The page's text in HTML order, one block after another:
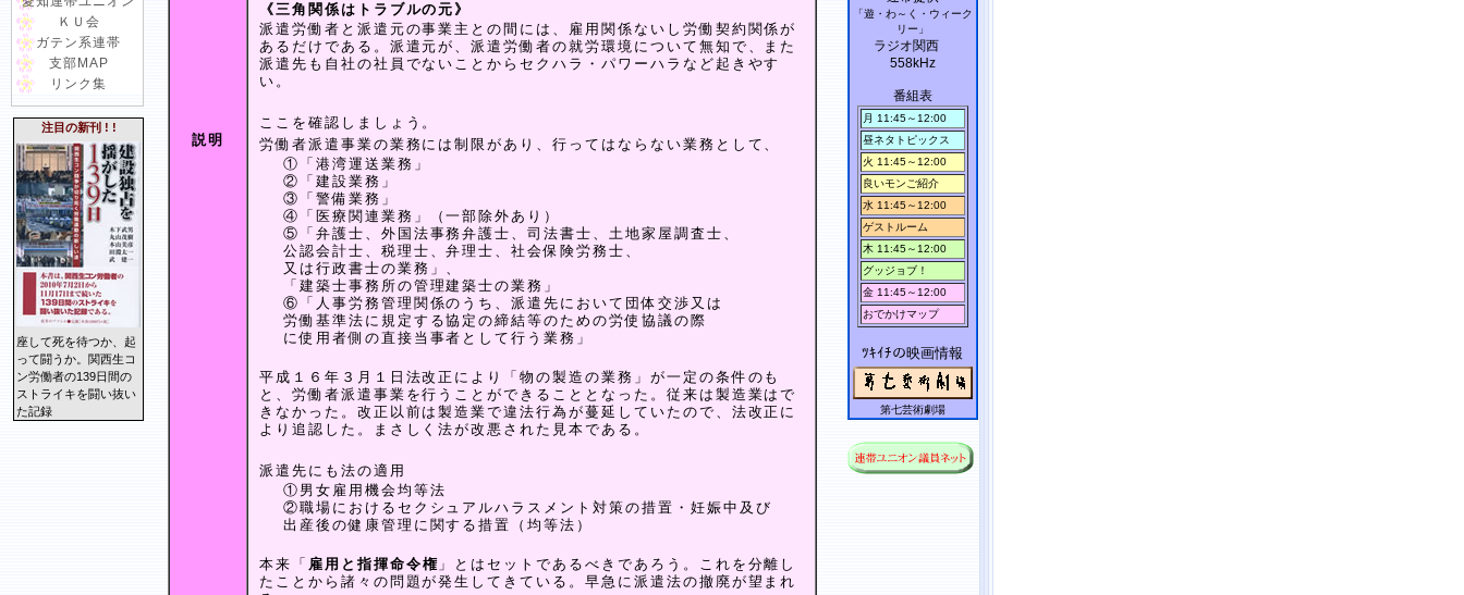
ＫＵ会
ガテン系連帯
支部MAP
リンク集
注目の新刊 ! !
座して死を待つか、起
って闘うか。関西生コ
ン労働者の139日間の
ストライキを闘い抜い
た記録
説明
《三角関係はトラブルの元》
派遣労働者と派遣元の事業主との間には、雇用関係ないし労働契約関係が
あるだけである。派遣元が、派遣労働者の就労環境について無知で、また
派遣先も自社の社員でないことからセクハラ・パワーハラなど起きやす
い。
ここを確認しましょう。
労働者派遣事業の業務には制限があり、行ってはならない業務として、
①「港湾運送業務」
②「建設業務」
③「警備業務」
④「医療関連業務」（一部除外あり）
⑤「弁護士、外国法事務弁護士、司法書士、土地家屋調査士、
公認会計士、税理士、弁理士、社会保険労務士、
又は行政書士の業務」、
「建築士事務所の管理建築士の業務」
⑥「人事労務管理関係のうち、派遣先において団体交渉又は
労働基準法に規定する協定の締結等のための労使協議の際
に使用者側の直接当事者として行う業務」
平成１６年３月１日法改正により「物の製造の業務」が一定の条件のも
と、労働者派遣事業を行うことができることとなった。従来は製造業はで
きなかった。改正以前は製造業で違法行為が蔓延していたので、法改正に
より追認した。まさしく法が改悪された見本である。
派遣先にも法の適用
①男女雇用機会均等法
②職場におけるセクシュアルハラスメント対策の措置・妊娠中及び
出産後の健康管理に関する措置（均等法）
本来「 雇用と指揮命令権 」とはセットであるべきであろう。これを分離し
たことから諸々の問題が発生してきている。早急に派遣法の撤廃が望まれ
「遊・わ～く・ウィーク
リー」
ラジオ関西
558kHz
番組表
月 11:45～12:00
昼ネタトピックス
火 11:45～12:00
良いモンご紹介
水 11:45～12:00
ゲストルーム
木 11:45～12:00
グッジョブ！
金 11:45～12:00
おでかけマップ
ﾂｷｲﾁの映画情報
第七芸術劇場